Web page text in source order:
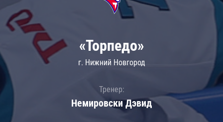
«Торпедо»
г. Нижний Новгород
Тренер:
Немировски Дэвид